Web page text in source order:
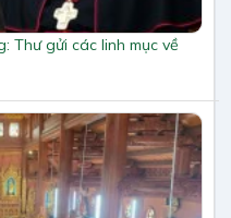
Thư gửi các linh mục về